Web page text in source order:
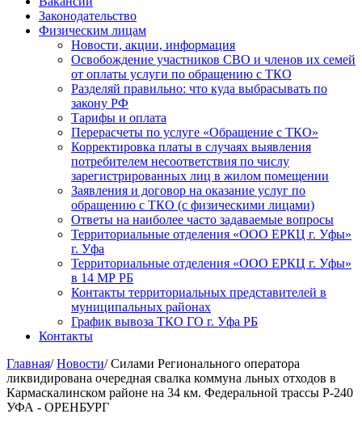
Законодательство
Физическим лицам
Новости, акции, информация
Освобождение участников СВО и членов их семей
от оплаты услуги по обращению с ТКО
Разделяй правильно: что куда выбрасывать по
закону РФ
Тарифы и оплата
Перерасчеты по услуге «Обращение с ТКО»
Корректировка платы в случаях выявления
потребителем несоответствия по числу
зарегистрированных лиц в жилом помещении
Заявления и договор на оказание услуг по
обращению с ТКО (с физическими лицами)
Ответы на наиболее часто задаваемые вопросы
Территориальные отделения «ООО ЕРКЦ г. Уфы»
г. Уфа
Территориальные отделения «ООО ЕРКЦ г. Уфы»
в 14 МР РБ
Контакты территориальных представителей в
муниципальных районах
График вывоза ТКО ГО г. Уфа РБ
Контакты
Главная/ Новости/ Силами Регионального оператора
ликвидирована очередная свалка коммуна льных отходов в
Кармаскалинском районе на 34 км. Федеральной трассы Р-240
УФА - ОРЕНБУРГ